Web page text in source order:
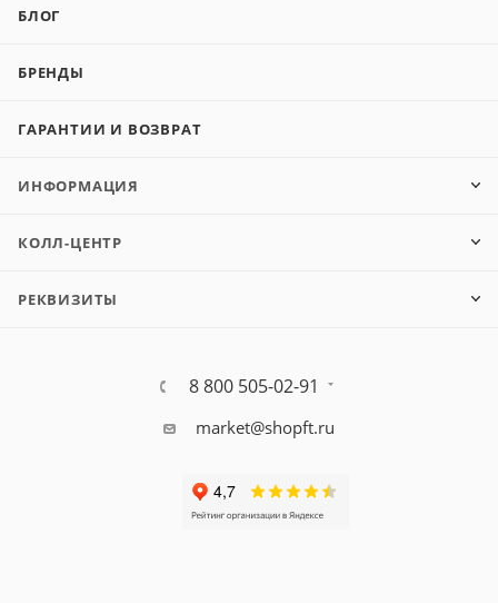
БЛОГ
БРЕНДЫ
ГАРАНТИИ И ВОЗВРАТ
ИНФОРМАЦИЯ
КОЛЛ-ЦЕНТР
РЕКВИЗИТЫ
8 800 505-02-91
market@shopft.ru